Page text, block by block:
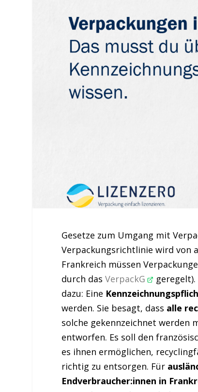
Gesetze zum Umgang mit
Verpackungsrichtlinie wird von
Frankreich müssen
durch dasVerpackG
dazu: Eine
werden. Sie besagt, dass alle
solche gekennzeichnet werden
entworfen. Es soll den
es ihnen ermöglichen,
richtig zu entsorgen. Für
Endverbraucher:innen in